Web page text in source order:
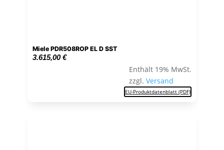
Miele PDR508ROP EL D SST
3.615,00€
Enthält 19% MwSt.
zzgl.Versand
EU-Produktdatenblatt (PDF)